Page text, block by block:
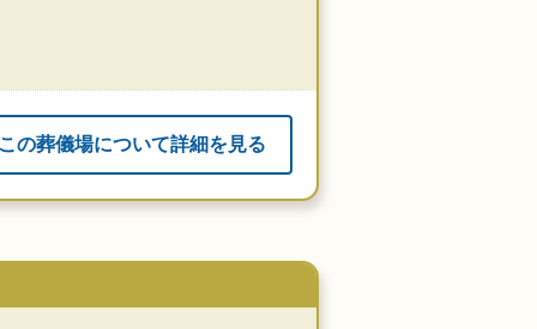
の葬儀場について詳細を見る